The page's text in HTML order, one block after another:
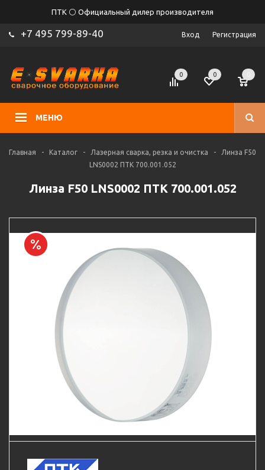
ПТК ⚪ Официальный дилер производителя
+7 495 799-89-40 Вход Регистрация
МЕНЮ
0 0
Главная - Каталог - Лазерная сварка, резка и очистка -
Линза F50
LNS0002 ПТК 700.001.052
Линза F50 LNS0002 ПТК 700.001.052